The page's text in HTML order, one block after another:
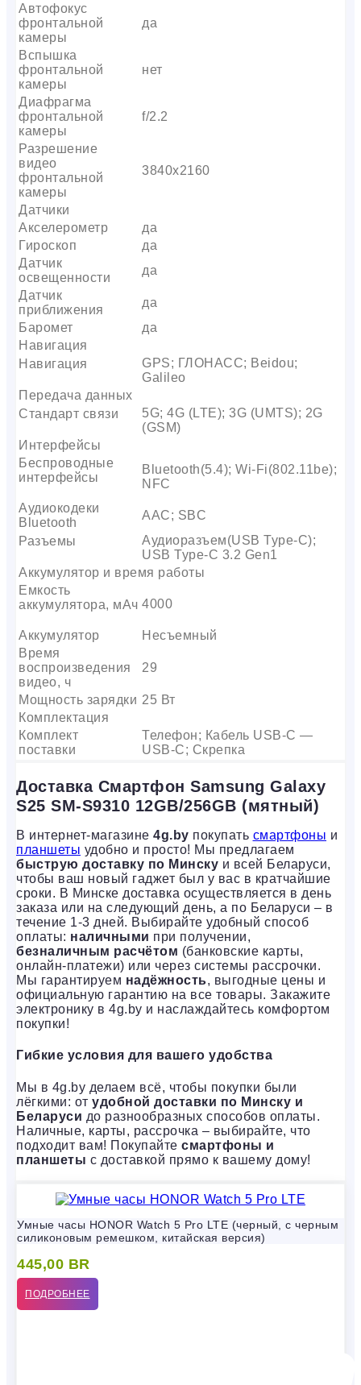
Автофокус
фронтальной
камеры
да
Вспышка
фронтальной
камеры
нет
Диафрагма
фронтальной
камеры
f/2.2
Разрешение
видео
фронтальной
камеры
3840х2160
Датчики
Акселерометр
да
Гироскоп
да
Датчик
освещенности
да
Датчик
приближения
да
Баромет
да
Навигация
Навигация
GPS; ГЛОНАСС; Beidou;
Galileo
Передача данных
Стандарт связи
5G; 4G (LTE); 3G (UMTS); 2G
(GSM)
Интерфейсы
Беспроводные
интерфейсы
Bluetooth(5.4); Wi-Fi(802.11be);
NFC
Аудиокодеки
Bluetooth
AAC; SBC
Разъемы
Аудиоразъем(USB Type-C);
USB Type-C 3.2 Gen1
Аккумулятор и время работы
Емкость
аккумулятора, мАч 4000
Аккумулятор
Несъемный
Время
воспроизведения
видео, ч
29
Мощность зарядки 25 Вт
Комплектация
Комплект
поставки
Телефон; Кабель USB-C —
USB-C; Скрепка
Доставка Смартфон Samsung Galaxy
S25 SM-S9310 12GB/256GB (мятный)
В интернет-магазине 4g.by покупать смартфоны и
планшеты удобно и просто! Мы предлагаем
быструю доставку по Минску и всей Беларуси,
чтобы ваш новый гаджет был у вас в кратчайшие
сроки. В Минске доставка осуществляется в день
заказа или на следующий день, а по Беларуси – в
течение 1-3 дней. Выбирайте удобный способ
оплаты: наличными при получении,
безналичным расчётом (банковские карты,
онлайн-платежи) или через системы рассрочки.
Мы гарантируем надёжность, выгодные цены и
официальную гарантию на все товары. Закажите
электронику в 4g.by и наслаждайтесь комфортом
покупки!
Гибкие условия для вашего удобства
Мы в 4g.by делаем всё, чтобы покупки были
лёгкими: от удобной доставки по Минску и
Беларуси до разнообразных способов оплаты.
Наличные, карты, рассрочка – выбирайте, что
подходит вам! Покупайте смартфоны и
планшеты с доставкой прямо к вашему дому!
Умные часы HONOR Watch 5 Pro LTE (черный, с черным
силиконовым ремешком, китайская версия)
445,00 BR
ПОДРОБНЕЕ